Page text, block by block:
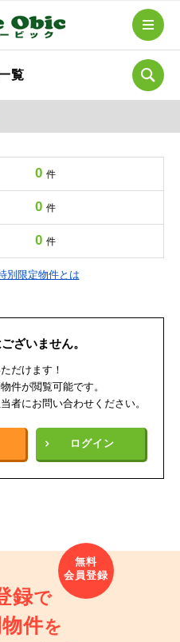
覧
0 件
0 件
0 件
別限定物件とは
ざいません。
だけます！
件が閲覧可能です。
者にお問い合わせください。
ログイン
録で
件を